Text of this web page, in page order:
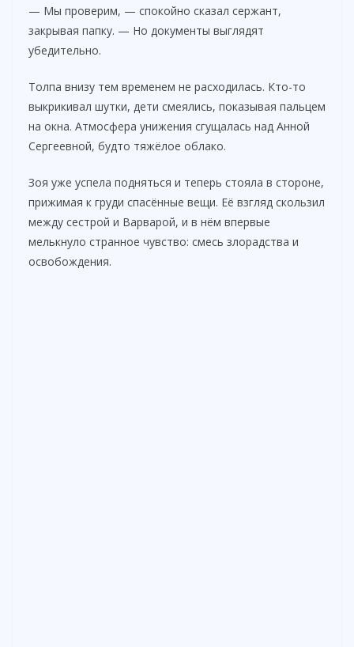
— Мы проверим, — спокойно сказал сержант,
закрывая папку. — Но документы выглядят
убедительно.
Толпа внизу тем временем не расходилась. Кто-то
выкрикивал шутки, дети смеялись, показывая пальцем
на окна. Атмосфера унижения сгущалась над Анной
Сергеевной, будто тяжёлое облако.
Зоя уже успела подняться и теперь стояла в стороне,
прижимая к груди спасённые вещи. Её взгляд скользил
между сестрой и Варварой, и в нём впервые
мелькнуло странное чувство: смесь злорадства и
освобождения.